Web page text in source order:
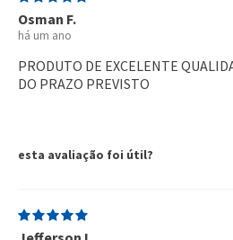
Osman F.
há um ano
PRODUTO DE EXCELENTE
DO PRAZO PREVISTO
esta avaliação foi útil?